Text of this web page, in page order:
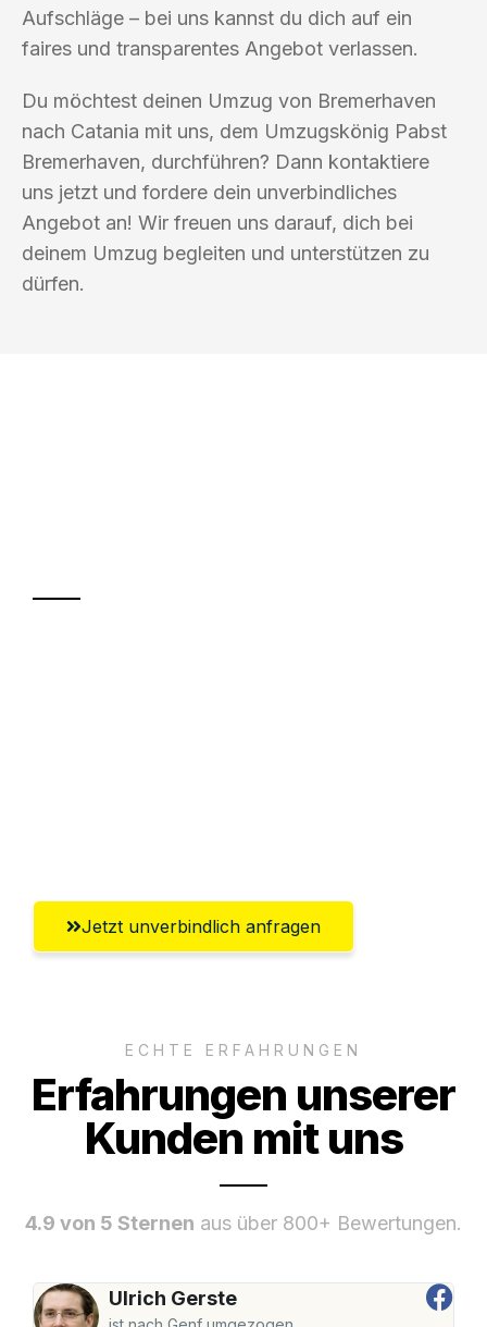
Aufschläge – bei uns kannst du dich auf ein
faires und transparentes Angebot verlassen.
Du möchtest deinen Umzug von Bremerhaven
nach Catania mit uns, dem Umzugskönig Pabst
Bremerhaven, durchführen? Dann kontaktiere
uns jetzt und fordere dein unverbindliches
Angebot an! Wir freuen uns darauf, dich bei
deinem Umzug begleiten und unterstützen zu
dürfen.
Jetzt unverbindlich anfragen
ECHTE ERFAHRUNGEN
Erfahrungen unserer
Kunden mit uns
4.9 von 5 Sternen aus über 800+ Bewertungen.
Ulrich Gerste